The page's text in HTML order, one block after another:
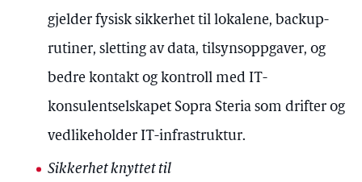
gjelder fysisk sikkerhet til lokalene, backup-
rutiner, sletting av data, tilsynsoppgaver, og
bedre kontakt og kontroll med IT-
konsulentselskapet Sopra Steria som drifter og
vedlikeholder IT-infrastruktur.
Sikkerhet knyttet til